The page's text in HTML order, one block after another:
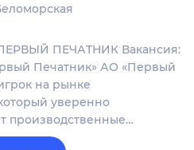
ПЕЧАТНИК Вакансия:
Печатник» АО «Первый
на рынке
уверенно
производственные…